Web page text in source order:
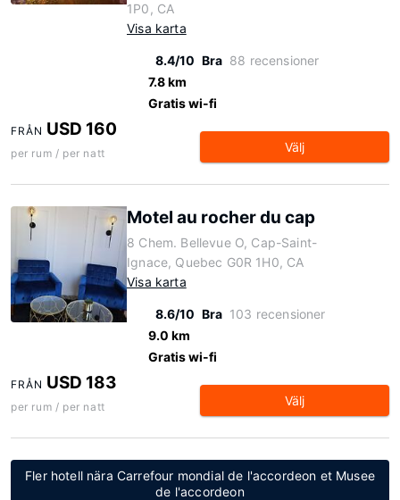
1P0, CA
Visa karta
8.4/10 Bra 88 recensioner
7.8 km
Gratis wi-fi
FRÅN USD 160
per rum / per natt Välj
Motel au rocher du cap
8 Chem. Bellevue O, Cap-Saint-
Ignace, Quebec G0R 1H0, CA
Visa karta
8.6/10 Bra 103 recensioner
9.0 km
Gratis wi-fi
FRÅN USD 183
per rum / per natt Välj
Fler hotell nära Carrefour mondial de l'accordeon et Musee
de l'accordeon